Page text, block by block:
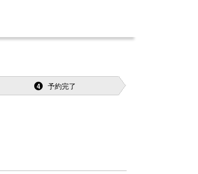
4 予約完了